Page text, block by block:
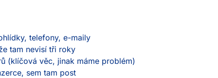
telefony, e-maily
tam nevisí tři roky
(klíčová věc, jinak máme problém)
sem tam post